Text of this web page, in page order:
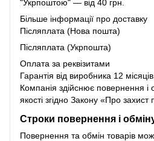
"Укрпоштою" — від 40 грн.
Більше інформації про доставку
Післяплата (Нова пошта)
Післяплата (Укрпошта)
Оплата за реквізитами
Гарантія від виробника 12 місяців.
Компанія здійснює повернення і
якості згідно Закону «Про захист
Строки повернення і
Повернення та обмін товарів